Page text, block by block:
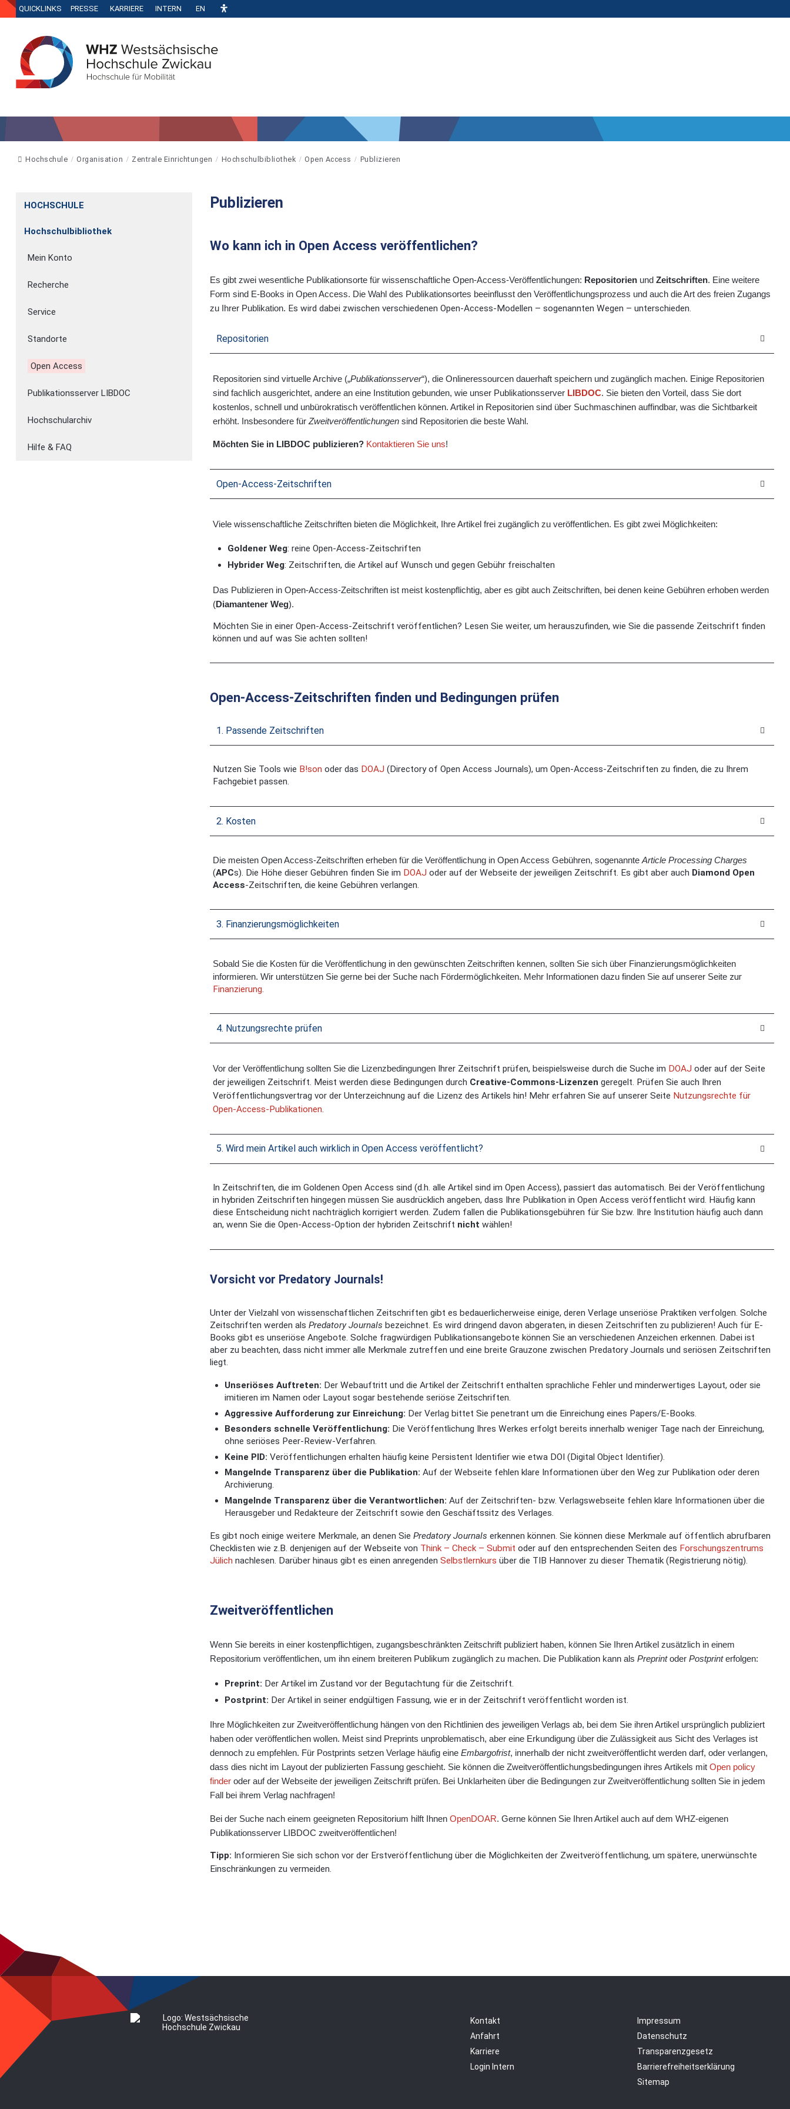
QUICKLINKS PRESSE KARRIERE INTERN EN
Hochschule Organisation Zentrale Einrichtungen Hochschulbibliothek Open Access Publizieren
HOCHSCHULE
Hochschulbibliothek
Mein Konto
Recherche
Service
Standorte
Open Access
Publikationsserver LIBDOC
Hochschularchiv
Hilfe & FAQ
Publizieren
Wo kann ich in Open Access veröffentlichen?
Es gibt zwei wesentliche Publikationsorte für wissenschaftliche Open-Access-Veröffentlichungen: Repositorien und Zeitschriften. Eine weitere
Form sind E-Books in Open Access. Die Wahl des Publikationsortes beeinflusst den Veröffentlichungsprozess und auch die Art des freien Zugangs
zu Ihrer Publikation. Es wird dabei zwischen verschiedenen Open-Access-Modellen – sogenannten Wegen – unterschieden.
Repositorien
Repositorien sind virtuelle Archive („Publikationsserver“), die Onlineressourcen dauerhaft speichern und zugänglich machen. Einige Repositorien
sind fachlich ausgerichtet, andere an eine Institution gebunden, wie unser Publikationsserver LIBDOC. Sie bieten den Vorteil, dass Sie dort
kostenlos, schnell und unbürokratisch veröffentlichen können. Artikel in Repositorien sind über Suchmaschinen auffindbar, was die Sichtbarkeit
erhöht. Insbesondere für Zweitveröffentlichungen sind Repositorien die beste Wahl.
Möchten Sie in LIBDOC publizieren? Kontaktieren Sie uns!
Open-Access-Zeitschriften
Viele wissenschaftliche Zeitschriften bieten die Möglichkeit, Ihre Artikel frei zugänglich zu veröffentlichen. Es gibt zwei Möglichkeiten:
Goldener Weg: reine Open-Access-Zeitschriften
Hybrider Weg: Zeitschriften, die Artikel auf Wunsch und gegen Gebühr freischalten
Das Publizieren in Open-Access-Zeitschriften ist meist kostenpflichtig, aber es gibt auch Zeitschriften, bei denen keine Gebühren erhoben werden
(Diamantener Weg).
Möchten Sie in einer Open-Access-Zeitschrift veröffentlichen? Lesen Sie weiter, um herauszufinden, wie Sie die passende Zeitschrift finden
können und auf was Sie achten sollten!
Open-Access-Zeitschriften finden und Bedingungen prüfen
1. Passende Zeitschriften
Nutzen Sie Tools wie B!son oder das DOAJ (Directory of Open Access Journals), um Open-Access-Zeitschriften zu finden, die zu Ihrem
Fachgebiet passen.
2. Kosten
Die meisten Open Access-Zeitschriften erheben für die Veröffentlichung in Open Access Gebühren, sogenannte Article Processing Charges
(APCs). Die Höhe dieser Gebühren finden Sie im DOAJ oder auf der Webseite der jeweiligen Zeitschrift. Es gibt aber auch Diamond Open
Access-Zeitschriften, die keine Gebühren verlangen.
3. Finanzierungsmöglichkeiten
Sobald Sie die Kosten für die Veröffentlichung in den gewünschten Zeitschriften kennen, sollten Sie sich über Finanzierungsmöglichkeiten
informieren. Wir unterstützen Sie gerne bei der Suche nach Fördermöglichkeiten. Mehr Informationen dazu finden Sie auf unserer Seite zur
Finanzierung.
4. Nutzungsrechte prüfen
Vor der Veröffentlichung sollten Sie die Lizenzbedingungen Ihrer Zeitschrift prüfen, beispielsweise durch die Suche im DOAJ oder auf der Seite
der jeweiligen Zeitschrift. Meist werden diese Bedingungen durch Creative-Commons-Lizenzen geregelt. Prüfen Sie auch Ihren
Veröffentlichungsvertrag vor der Unterzeichnung auf die Lizenz des Artikels hin! Mehr erfahren Sie auf unserer Seite Nutzungsrechte für
Open-Access-Publikationen
5. Wird mein Artikel auch wirklich in Open Access veröffentlicht?
In Zeitschriften, die im Goldenen Open Access sind (d.h. alle Artikel sind im Open Access), passiert das automatisch. Bei der Veröffentlichung
in hybriden Zeitschriften hingegen müssen Sie ausdrücklich angeben, dass Ihre Publikation in Open Access veröffentlicht wird. Häufig kann
diese Entscheidung nicht nachträglich korrigiert werden. Zudem fallen die Publikationsgebühren für Sie bzw. Ihre Institution häufig auch dann
an, wenn Sie die Open-Access-Option der hybriden Zeitschrift nicht wählen!
Vorsicht vor Predatory Journals!
Unter der Vielzahl von wissenschaftlichen Zeitschriften gibt es bedauerlicherweise einige, deren Verlage unseriöse Praktiken verfolgen. Solche
Zeitschriften werden als Predatory Journals bezeichnet. Es wird dringend davon abgeraten, in diesen Zeitschriften zu publizieren! Auch für E-
Books gibt es unseriöse Angebote. Solche fragwürdigen Publikationsangebote können Sie an verschiedenen Anzeichen erkennen. Dabei ist
aber zu beachten, dass nicht immer alle Merkmale zutreffen und eine breite Grauzone zwischen Predatory Journals und seriösen Zeitschriften
liegt.
Unseriöses Auftreten: Der Webauftritt und die Artikel der Zeitschrift enthalten sprachliche Fehler und minderwertiges Layout, oder sie
imitieren im Namen oder Layout sogar bestehende seriöse Zeitschriften.
Aggressive Aufforderung zur Einreichung: Der Verlag bittet Sie penetrant um die Einreichung eines Papers/E-Books.
Besonders schnelle Veröffentlichung: Die Veröffentlichung Ihres Werkes erfolgt bereits innerhalb weniger Tage nach der Einreichung,
ohne seriöses Peer-Review-Verfahren.
Keine PID: Veröffentlichungen erhalten häufig keine Persistent Identifier wie etwa DOI (Digital Object Identifier).
Mangelnde Transparenz über die Publikation: Auf der Webseite fehlen klare Informationen über den Weg zur Publikation oder deren
Archivierung.
Mangelnde Transparenz über die Verantwortlichen: Auf der Zeitschriften- bzw. Verlagswebseite fehlen klare Informationen über die
Herausgeber und Redakteure der Zeitschrift sowie den Geschäftssitz des Verlages.
Es gibt noch einige weitere Merkmale, an denen Sie Predatory Journals erkennen können. Sie können diese Merkmale auf öffentlich abrufbaren
Checklisten wie z.B. denjenigen auf der Webseite von Think – Check – Submit oder auf den entsprechenden Seiten des Forschungszentrums
Jülich nachlesen. Darüber hinaus gibt es einen anregenden Selbstlernkurs über die TIB Hannover zu dieser Thematik (Registrierung nötig).
Zweitveröffentlichen
Wenn Sie bereits in einer kostenpflichtigen, zugangsbeschränkten Zeitschrift publiziert haben, können Sie Ihren Artikel zusätzlich in einem
Repositorium veröffentlichen, um ihn einem breiteren Publikum zugänglich zu machen. Die Publikation kann als Preprintoder Postprinterfolgen:
Preprint: Der Artikel im Zustand vor der Begutachtung für die Zeitschrift.
Postprint: Der Artikel in seiner endgültigen Fassung, wie er in der Zeitschrift veröffentlicht worden ist.
Ihre Möglichkeiten zur Zweitveröffentlichung hängen von den Richtlinien des jeweiligen Verlags ab, bei dem Sie ihren Artikel ursprünglich publiziert
haben oder veröffentlichen wollen. Meist sind Preprints unproblematisch, aber eine Erkundigung über die Zulässigkeit aus Sicht des Verlages ist
dennoch zu empfehlen. Für Postprints setzen Verlage häufig eine Embargofrist, innerhalb der nicht zweitveröffentlicht werden darf, oder verlangen,
dass dies nicht im Layout der publizierten Fassung geschieht. Sie können die Zweitveröffentlichungsbedingungen ihres Artikels mit Open policy
finder oder auf der Webseite der jeweiligen Zeitschrift prüfen. Bei Unklarheiten über die Bedingungen zur Zweitveröffentlichung sollten Sie in jedem
Fall bei ihrem Verlag nachfragen!
Bei der Suche nach einem geeigneten Repositorium hilft Ihnen OpenDOAR. Gerne können Sie Ihren Artikel auch auf dem WHZ-eigenen
Publikationsserver LIBDOC zweitveröffentlichen!
Tipp: Informieren Sie sich schon vor der Erstveröffentlichung über die Möglichkeiten der Zweitveröffentlichung, um spätere, unerwünschte
Einschränkungen zu vermeiden.
Kontakt
Anfahrt
Karriere
Login Intern
Impressum
Datenschutz
Transparenzgesetz
Barrierefreiheitserklärung
Sitemap